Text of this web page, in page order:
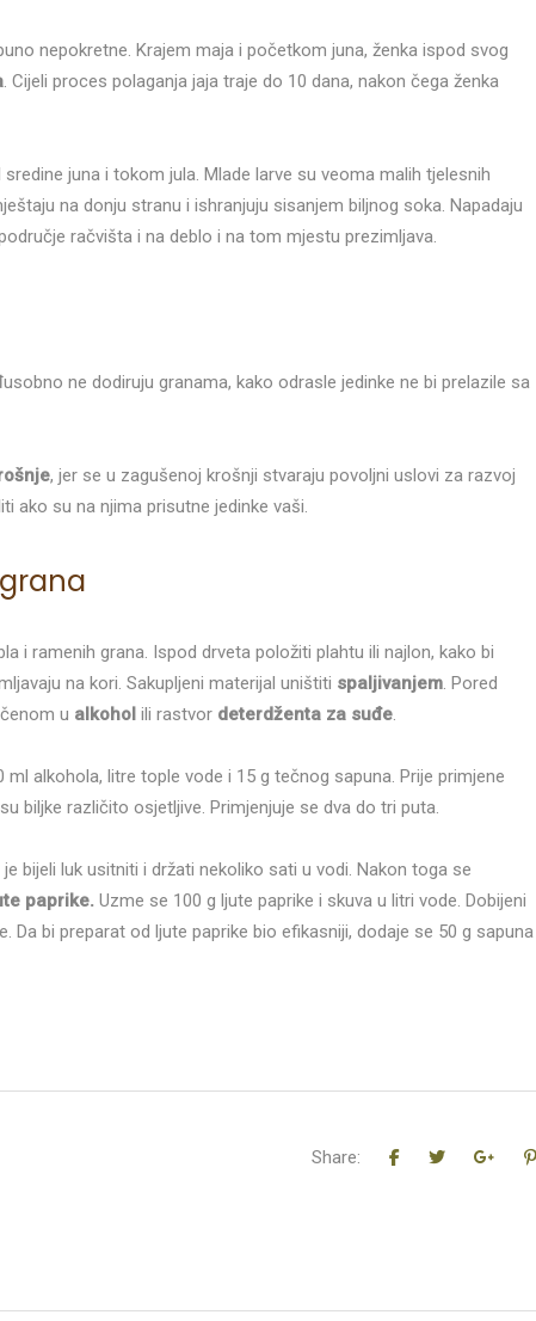
nepokretne. Krajem maja i početkom juna, ženka ispod svog
. Cijeli proces polaganja jaja traje do 10 dana, nakon čega ženka
juna i tokom jula. Mlade larve su veoma malih tjelesnih
na donju stranu i ishranjuju sisanjem biljnog soka. Napadaju
račvišta i na deblo i na tom mjestu prezimljava.
ne dodiruju granama, kako odrasle jedinke ne bi prelazile sa
, jer se u zagušenoj krošnji stvaraju povoljni uslovi za razvoj
ako su na njima prisutne jedinke vaši.
i ramenih grana. Ispod drveta položiti plahtu ili najlon, kako bi
na kori. Sakupljeni materijal uništiti spaljivanjem. Pored
u alkohol ili rastvor deterdženta za suđe.
alkohola, litre tople vode i 15 g tečnog sapuna. Prije primjene
biljke različito osjetljive. Primjenjuje se dva do tri puta.
bijeli luk usitniti i držati nekoliko sati u vodi. Nakon toga se
paprike. Uzme se 100 g ljute paprike i skuva u litri vode. Dobijeni
Da bi preparat od ljute paprike bio efikasniji, dodaje se 50 g sapuna
Share: